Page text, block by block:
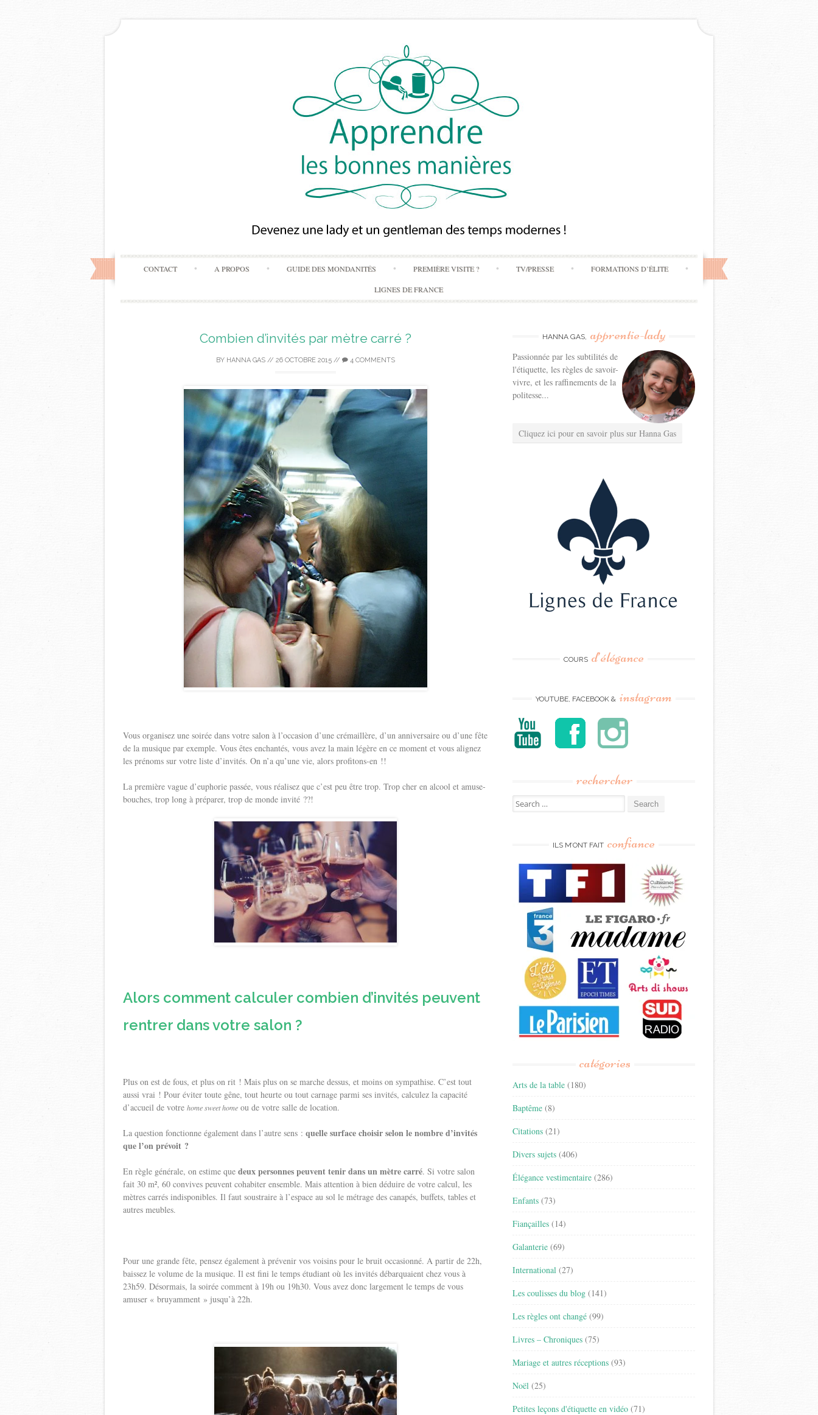
Skip
to
content
CONTACT A PROPOS GUIDE DES MONDANITÉS PREMIÈRE VISITE ? TV/PRESSE FORMATIONS D’ÉLITE
LIGNES DE FRANCE
Combien d’invités par mètre carré ?
BY HANNA GAS // 26 OCTOBRE 2015 // 4 COMMENTS
Vous organisez une soirée dans votre salon à l’occasion d’une crémaillère, d’un anniversaire ou d’une fête
de la musique par exemple. Vous êtes enchantés, vous avez la main légère en ce moment et vous alignez
les prénoms sur votre liste d’invités. On n’a qu’une vie, alors profitons-en !!
La première vague d’euphorie passée, vous réalisez que c’est peu être trop. Trop cher en alcool et amuse-
bouches, trop long à préparer, trop de monde invité ??!
Alors comment calculer combien d’invités peuvent
rentrer dans votre salon ?
Plus on est de fous, et plus on rit ! Mais plus on se marche dessus, et moins on sympathise. C’est tout
aussi vrai ! Pour éviter toute gêne, tout heurte ou tout carnage parmi ses invités, calculez la capacité
d’accueil de votre home sweet home ou de votre salle de location.
La question fonctionne également dans l’autre sens : quelle surface choisir selon le nombre d’invités
que l’on prévoit ?
En règle générale, on estime que deux personnes peuvent tenir dans un mètre carré. Si votre salon
fait 30 m², 60 convives peuvent cohabiter ensemble. Mais attention à bien déduire de votre calcul, les
mètres carrés indisponibles. Il faut soustraire à l’espace au sol le métrage des canapés, buffets, tables et
autres meubles.
Pour une grande fête, pensez également à prévenir vos voisins pour le bruit occasionné. A partir de 22h,
baissez le volume de la musique. Il est fini le temps étudiant où les invités débarquaient chez vous à
23h59. Désormais, la soirée comment à 19h ou 19h30. Vous avez donc largement le temps de vous
amuser « bruyamment » jusqu’à 22h.
HANNA GAS, apprentie-lady
Passionnée par les subtilités de
l'étiquette, les règles de savoir-
vivre, et les raffinements de la
politesse...
Cliquez ici pour en savoir plus sur Hanna Gas
COURS d’élégance
YOUTUBE, FACEBOOK & instagram
rechercher
Search
for:
ILS M’ONT FAIT confiance
catégories
Arts de la table (180)
Baptême (8)
Citations (21)
Divers sujets (406)
Élégance vestimentaire (286)
Enfants (73)
Fiançailles (14)
Galanterie (69)
International (27)
Les coulisses du blog (141)
Les règles ont changé (99)
Livres – Chroniques (75)
Mariage et autres réceptions (93)
Noël (25)
Petites leçons d'étiquette en vidéo (71)